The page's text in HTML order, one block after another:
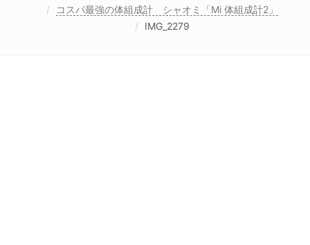
コスパ最強の体組成計 シャオミ「Mi 体組成計2」
IMG_2279